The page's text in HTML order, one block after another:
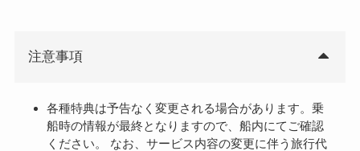
注意事項
各種特典は予告なく変更される場合があります。乗
船時の情報が最終となりますので、船内にてご確認
ください。 なお、サービス内容の変更に伴う旅行代